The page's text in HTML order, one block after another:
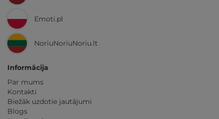
Emoti.pl
NoriuNoriuNoriu.lt
Informācija
Par mums
Kontakti
Biežāk uzdotie jautājumi
Blogs